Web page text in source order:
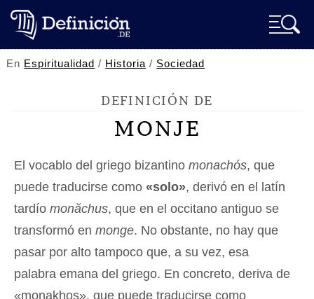
En Espiritualidad / Historia / Sociedad
DEFINICIÓN DE
MONJE
El vocablo del griego bizantino monachós, que
puede traducirse como «solo», derivó en el latín
tardío monăchus, que en el occitano antiguo se
transformó en monge. No obstante, no hay que
pasar por alto tampoco que, a su vez, esa
palabra emana del griego. En concreto, deriva de
«monakhos», que puede traducirse como